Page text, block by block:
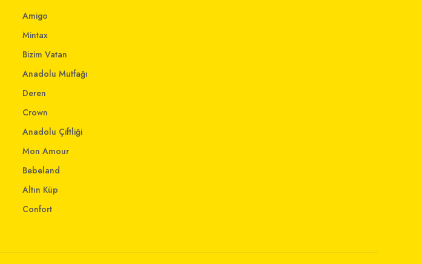
Amigo
Mintax
Bizim Vatan
Anadolu Mutfağı
Deren
Crown
Anadolu Çiftliği
Mon Amour
Bebeland
Altın Küp
Confort